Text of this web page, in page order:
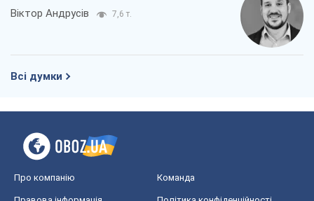
Віктор Андрусів 7,6 т.
Всі думки
Про компанію Команда